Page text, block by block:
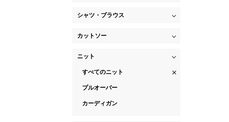
シャツ・ブラウス
カットソー
ニット
すべてのニット
プルオーバー
カーディガン